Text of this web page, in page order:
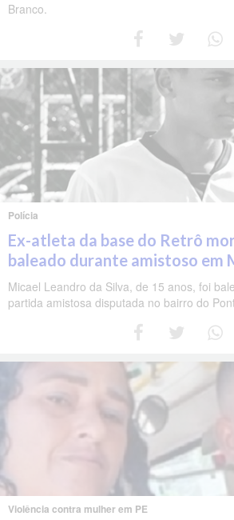
Branco.
Polícia
Ex-atleta da base do Retrô
baleado durante amistoso em
Micael Leandro da Silva, de 15 anos, foi
partida amistosa disputada no bairro do
Violência contra mulher em PE